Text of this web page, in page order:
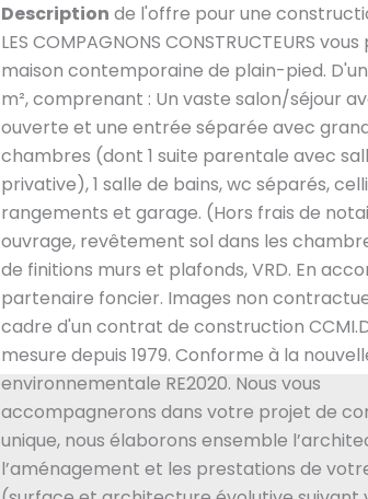
Description de l'offre pour une
LES COMPAGNONS CONSTRUCTEURS
maison contemporaine de plain-pied.
m², comprenant : Un vaste salon/séjour
ouverte et une entrée séparée avec
chambres (dont 1 suite parentale avec
privative), 1 salle de bains, wc séparés,
rangements et garage. (Hors frais de
ouvrage, revêtement sol dans les
de finitions murs et plafonds, VRD. En
partenaire foncier. Images non
cadre d'un contrat de construction
mesure depuis 1979. Conforme à la
environnementale RE2020. Nous vous
accompagnerons dans votre projet de
unique, nous élaborons ensemble
l’aménagement et les prestations de